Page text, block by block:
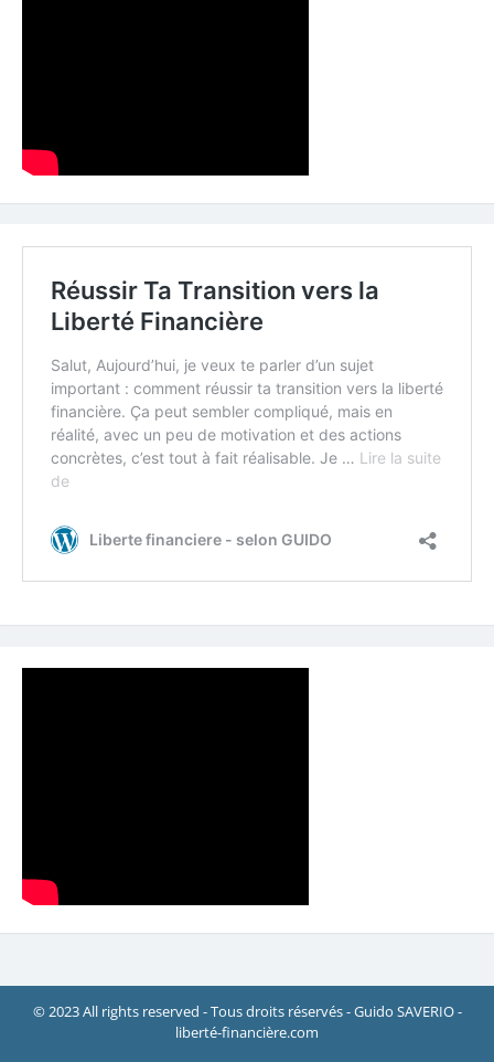
© 2023 All rights reserved - Tous droits réservés - Guido SAVERIO -
liberté-financière.com